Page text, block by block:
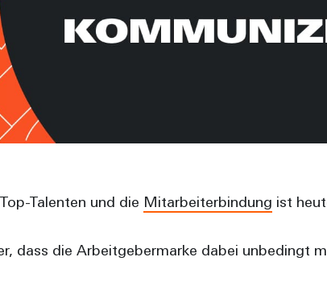
Talenten und die Mitarbeiterbindung ist
dass die Arbeitgebermarke dabei unbedingt